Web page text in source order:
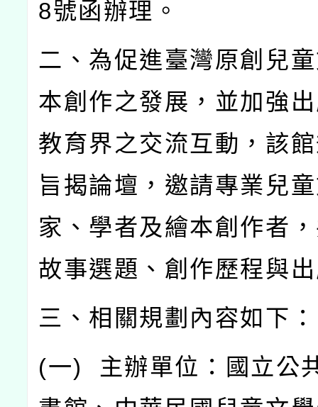
8號函辦理。
二、為促進臺灣原創兒
本創作之發展，並加強
教育界之交流互動，該
旨揭論壇，邀請專業兒
家、學者及繪本創作者
故事選題、創作歷程與
三、相關規劃內容如下：
(一) 主辦單位：國立公